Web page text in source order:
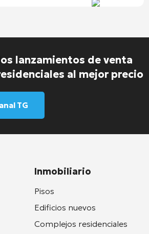
lanzamientos de venta
al mejor precio
TG
Inmobiliario
Pisos
Edificios nuevos
Complejos residenciales